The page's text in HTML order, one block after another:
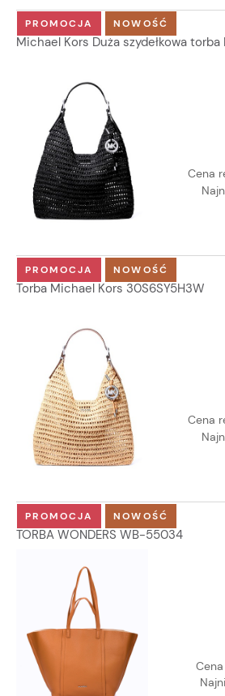
Michael Kors Duża szydełkowa
Cena
PROMOCJA NOWOŚĆ
Torba Michael Kors 30S6SY5H3W
Cena
PROMOCJA NOWOŚĆ
TORBA WONDERS WB-55034
PROMOCJA NOWOŚĆ